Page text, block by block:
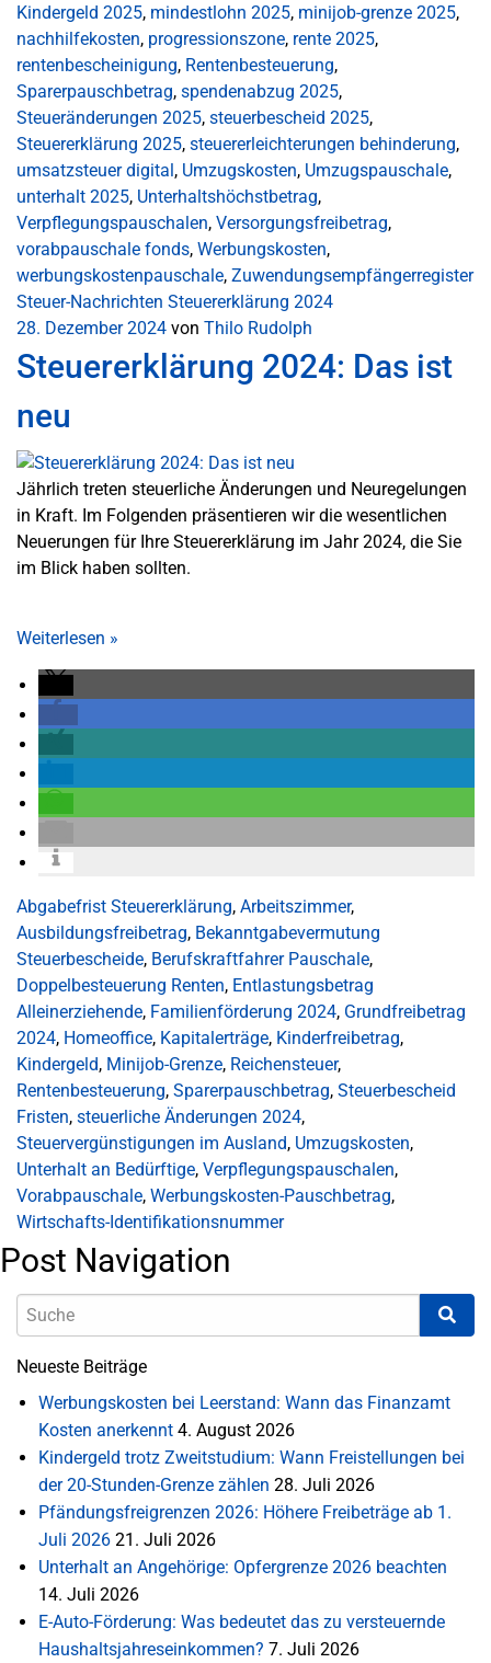
Kindergeld 2025, mindestlohn 2025, minijob-grenze 2025,
nachhilfekosten, progressionszone, rente 2025,
rentenbescheinigung, Rentenbesteuerung,
Sparerpauschbetrag, spendenabzug 2025,
Steueränderungen 2025, steuerbescheid 2025,
Steuererklärung 2025, steuererleichterungen behinderung,
umsatzsteuer digital, Umzugskosten, Umzugspauschale,
unterhalt 2025, Unterhaltshöchstbetrag,
Verpflegungspauschalen, Versorgungsfreibetrag,
vorabpauschale fonds, Werbungskosten,
werbungskostenpauschale, Zuwendungsempfängerregister
Steuer-Nachrichten Steuererklärung 2024
28. Dezember 2024 von Thilo Rudolph
Steuererklärung 2024: Das ist
neu
Jährlich treten steuerliche Änderungen und Neuregelungen
in Kraft. Im Folgenden präsentieren wir die wesentlichen
Neuerungen für Ihre Steuererklärung im Jahr 2024, die Sie
im Blick haben sollten.
Weiterlesen »
Abgabefrist Steuererklärung, Arbeitszimmer,
Ausbildungsfreibetrag, Bekanntgabevermutung
Steuerbescheide, Berufskraftfahrer Pauschale,
Doppelbesteuerung Renten, Entlastungsbetrag
Alleinerziehende, Familienförderung 2024, Grundfreibetrag
2024, Homeoffice, Kapitalerträge, Kinderfreibetrag,
Kindergeld, Minijob-Grenze, Reichensteuer,
Rentenbesteuerung, Sparerpauschbetrag, Steuerbescheid
Fristen, steuerliche Änderungen 2024,
Steuervergünstigungen im Ausland, Umzugskosten,
Unterhalt an Bedürftige, Verpflegungspauschalen,
Vorabpauschale, Werbungskosten-Pauschbetrag,
Wirtschafts-Identifikationsnummer
Post Navigation
Neueste Beiträge
Werbungskosten bei Leerstand: Wann das Finanzamt
Kosten anerkennt 4. August 2026
Kindergeld trotz Zweitstudium: Wann Freistellungen bei
der 20-Stunden-Grenze zählen 28. Juli 2026
Pfändungsfreigrenzen 2026: Höhere Freibeträge ab 1.
Juli 2026 21. Juli 2026
Unterhalt an Angehörige: Opfergrenze 2026 beachten
14. Juli 2026
E-Auto-Förderung: Was bedeutet das zu versteuernde
Haushaltsjahreseinkommen? 7. Juli 2026